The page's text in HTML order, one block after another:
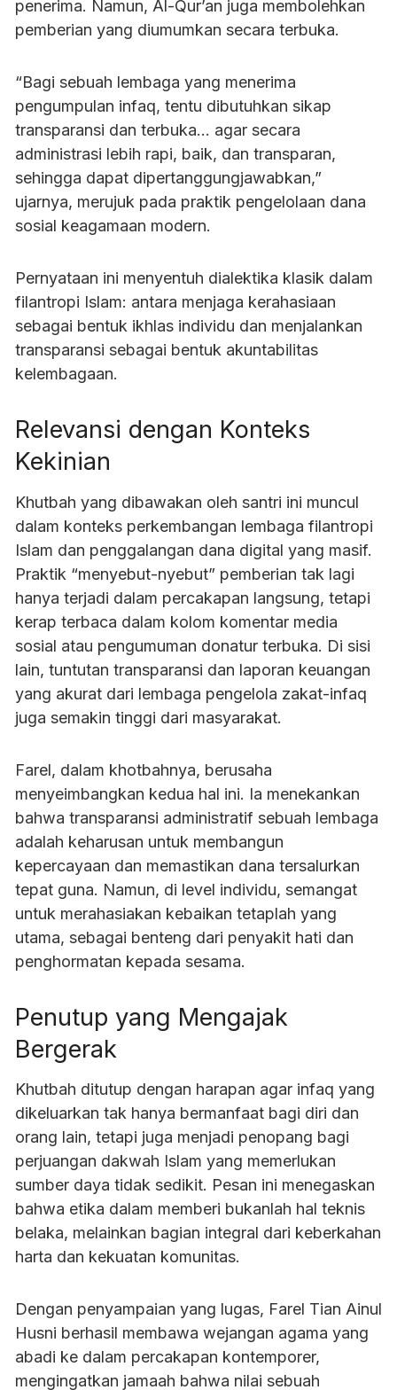
penerima. Namun, Al-Qur’an juga membolehkan
pemberian yang diumumkan secara terbuka.
“Bagi sebuah lembaga yang menerima
pengumpulan infaq, tentu dibutuhkan sikap
transparansi dan terbuka… agar secara
administrasi lebih rapi, baik, dan transparan,
sehingga dapat dipertanggungjawabkan,”
ujarnya, merujuk pada praktik pengelolaan dana
sosial keagamaan modern.
Pernyataan ini menyentuh dialektika klasik dalam
filantropi Islam: antara menjaga kerahasiaan
sebagai bentuk ikhlas individu dan menjalankan
transparansi sebagai bentuk akuntabilitas
kelembagaan.
Relevansi dengan Konteks
Kekinian
Khutbah yang dibawakan oleh santri ini muncul
dalam konteks perkembangan lembaga filantropi
Islam dan penggalangan dana digital yang masif.
Praktik “menyebut-nyebut” pemberian tak lagi
hanya terjadi dalam percakapan langsung, tetapi
kerap terbaca dalam kolom komentar media
sosial atau pengumuman donatur terbuka. Di sisi
lain, tuntutan transparansi dan laporan keuangan
yang akurat dari lembaga pengelola zakat-infaq
juga semakin tinggi dari masyarakat.
Farel, dalam khotbahnya, berusaha
menyeimbangkan kedua hal ini. Ia menekankan
bahwa transparansi administratif sebuah lembaga
adalah keharusan untuk membangun
kepercayaan dan memastikan dana tersalurkan
tepat guna. Namun, di level individu, semangat
untuk merahasiakan kebaikan tetaplah yang
utama, sebagai benteng dari penyakit hati dan
penghormatan kepada sesama.
Penutup yang Mengajak
Bergerak
Khutbah ditutup dengan harapan agar infaq yang
dikeluarkan tak hanya bermanfaat bagi diri dan
orang lain, tetapi juga menjadi penopang bagi
perjuangan dakwah Islam yang memerlukan
sumber daya tidak sedikit. Pesan ini menegaskan
bahwa etika dalam memberi bukanlah hal teknis
belaka, melainkan bagian integral dari keberkahan
harta dan kekuatan komunitas.
Dengan penyampaian yang lugas, Farel Tian Ainul
Husni berhasil membawa wejangan agama yang
abadi ke dalam percakapan kontemporer,
mengingatkan jamaah bahwa nilai sebuah